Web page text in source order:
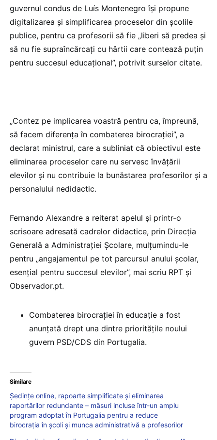
guvernul condus de Luís Montenegro își propune
digitalizarea și simplificarea proceselor din școlile
publice, pentru ca profesorii să fie „liberi să predea și
să nu fie supraîncărcați cu hârtii care contează puțin
pentru succesul educațional”, potrivit surselor citate.
„Contez pe implicarea voastră pentru ca, împreună,
să facem diferența în combaterea birocrației”, a
declarat ministrul, care a subliniat că obiectivul este
eliminarea proceselor care nu servesc învățării
elevilor și nu contribuie la bunăstarea profesorilor și a
personalului nedidactic.
Fernando Alexandre a reiterat apelul și printr-o
scrisoare adresată cadrelor didactice, prin Direcția
Generală a Administrației Școlare, mulțumindu-le
pentru „angajamentul pe tot parcursul anului școlar,
esențial pentru succesul elevilor”, mai scriu RPT și
Observador.pt.
Combaterea birocrației în educație a fost
anunțată drept una dintre prioritățile noului
guvern PSD/CDS din Portugalia.
Similare
Ședințe online, rapoarte simplificate și eliminarea
raportărilor redundante – măsuri incluse într-un amplu
program adoptat în Portugalia pentru a reduce
birocrația în școli și munca administrativă a profesorilor